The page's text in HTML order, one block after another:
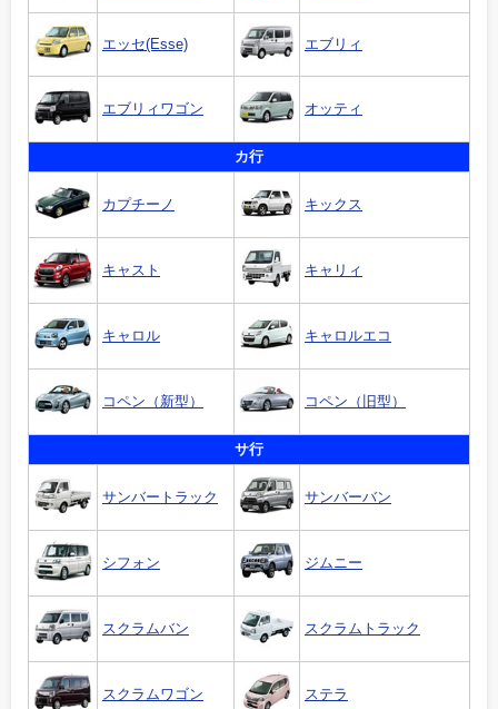
エッセ(Esse) エブリィ
エブリィワゴン オッティ
カ行
カプチーノ キックス
キャスト キャリィ
キャロル キャロルエコ
コペン（新型） コペン（旧型）
サ行
サンバートラック サンバーバン
シフォン ジムニー
スクラムバン スクラムトラック
スクラムワゴン ステラ